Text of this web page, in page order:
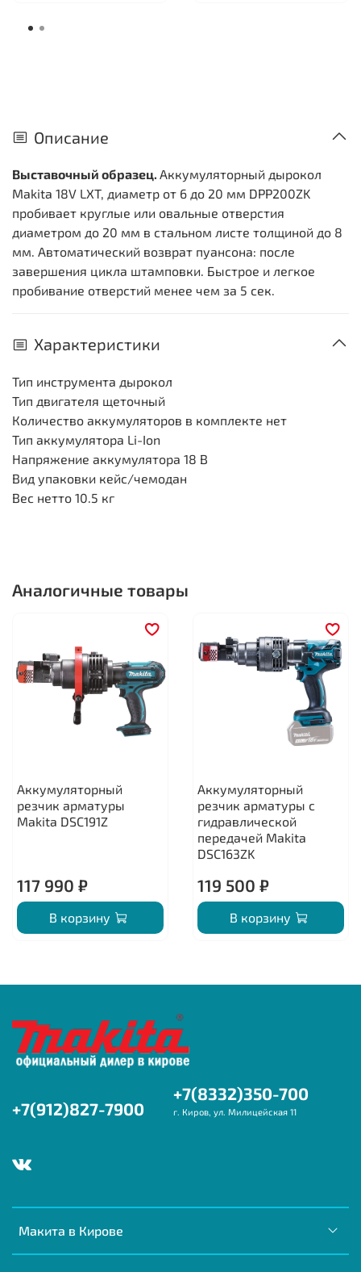
Описание
Выставочный образец. Аккумуляторный дырокол
Makita 18V LXT, диаметр от 6 до 20 мм DPP200ZK
пробивает круглые или овальные отверстия
диаметром до 20 мм в стальном листе толщиной до 8
мм. Автоматический возврат пуансона: после
завершения цикла штамповки. Быстрое и легкое
пробивание отверстий менее чем за 5 сек.
Характеристики
Тип инструмента дырокол
Тип двигателя щеточный
Количество аккумуляторов в комплекте нет
Тип аккумулятора Li-Ion
Напряжение аккумулятора 18 В
Вид упаковки кейс/чемодан
Вес нетто 10.5 кг
Аналогичные товары
Аккумуляторный
резчик арматуры
Makita DSC191Z
117 990 ₽
В корзину
Аккумуляторный
резчик арматуры с
гидравлической
передачей Makita
DSC163ZK
119 500 ₽
В корзину
Макита в Кирове
+7(912)827-7900
+7(8332)350-700
г. Киров, ул. Милицейская 11